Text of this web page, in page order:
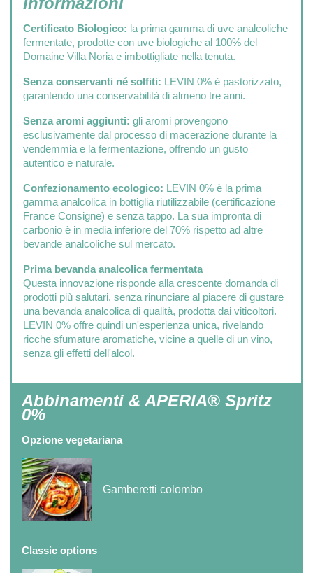
Certificato Biologico: la prima gamma di uve analcoliche
fermentate, prodotte con uve biologiche al 100% del
Domaine Villa Noria e imbottigliate nella tenuta.
Senza conservanti né solfiti: LEVIN 0% è pastorizzato,
garantendo una conservabilità di almeno tre anni.
Senza aromi aggiunti: gli aromi provengono
esclusivamente dal processo di macerazione durante la
vendemmia e la fermentazione, offrendo un gusto
autentico e naturale.
Confezionamento ecologico: LEVIN 0% è la prima
gamma analcolica in bottiglia riutilizzabile (certificazione
France Consigne) e senza tappo. La sua impronta di
carbonio è in media inferiore del 70% rispetto ad altre
bevande analcoliche sul mercato.
Prima bevanda analcolica fermentata
Questa innovazione risponde alla crescente domanda di
prodotti più salutari, senza rinunciare al piacere di gustare
una bevanda analcolica di qualità, prodotta dai viticoltori.
LEVIN 0% offre quindi un'esperienza unica, rivelando
ricche sfumature aromatiche, vicine a quelle di un vino,
senza gli effetti dell'alcol.
Abbinamenti & APERIA® Spritz
0%
Opzione vegetariana
Gamberetti colombo
Classic options